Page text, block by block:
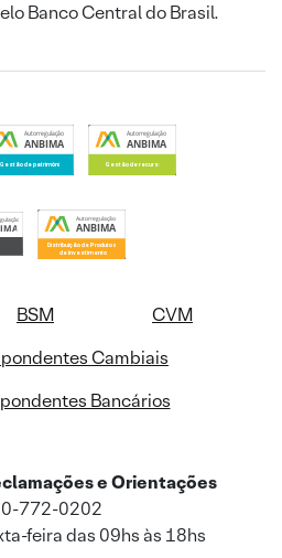
Banco Central do Brasil.
BSM
CVM
Cambiais
Bancários
e Orientações
772-0202
feira das 09hs às 18hs